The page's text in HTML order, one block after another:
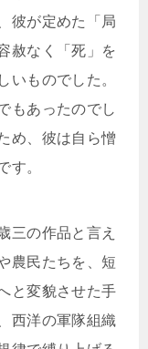
彼が定めた「局
赦なく「死」を
いものでした。
もあったのでし
め、彼は自ら憎
す。
三の作品と言え
農民たちを、短
と変貌させた手
西洋の軍隊組織